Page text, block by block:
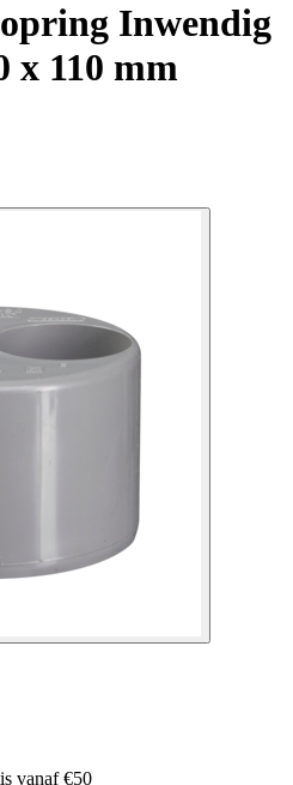
Inwendig
x 110 mm
vanaf €50